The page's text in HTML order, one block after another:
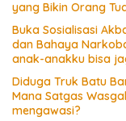
yang Bikin Orang
Buka Sosialisasi
dan Bahaya
anak-anakku bisa
tangan”
Diduga Truk Batu
Mana Satgas
mengawasi?